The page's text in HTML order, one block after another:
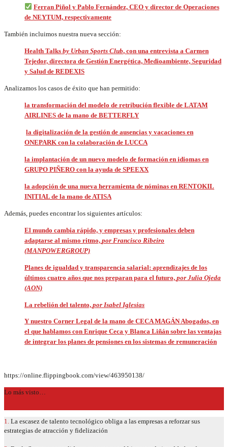
Ferran Piñol y Pablo Fernández, CEO y director de Operaciones
de NEYTUM, respectivamente
También incluimos nuestra nueva sección:
Health Talks by Urban Sports Club, con una entrevista a Carmen
Tejedor, directora de Gestión Energética, Medioambiente, Seguridad
y Salud de REDEXIS
Analizamos los casos de éxito que han permitido:
la transformación del modelo de retribución flexible de LATAM
AIRLINES de la mano de BETTERFLY
la digitalización de la gestión de ausencias y vacaciones en
ONEPARK con la colaboración de LUCCA
la implantación de un nuevo modelo de formación en idiomas en
GRUPO PIÑERO con la ayuda de SPEEXX
la adopción de una nueva herramienta de nóminas en RENTOKIL
INITIAL de la mano de ATISA
Además, puedes encontrar los siguientes artículos:
El mundo cambia rápido, y empresas y profesionales deben
adaptarse al mismo ritmo, por Francisco Ribeiro
(MANPOWERGROUP)
Planes de igualdad y transparencia salarial: aprendizajes de los
últimos cuatro años que nos preparan para el futuro, por Julia Ojeda
(AON)
La rebelión del talento, por Isabel Iglesias
Y nuestro Corner Legal de la mano de CECA MAGÁN Abogados, en
el que hablamos con Enrique Ceca y Blanca Liñán sobre las ventajas
de integrar los planes de pensiones en los sistemas de remuneración
https://online.flippingbook.com/view/463950138/
Lo más visto…
1. La escasez de talento tecnológico obliga a las empresas a reforzar sus
estrategias de atracción y fidelización